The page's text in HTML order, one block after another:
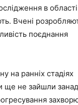
в області
Вчені
поєднання
на ранніх стадіях
ще не зайшли